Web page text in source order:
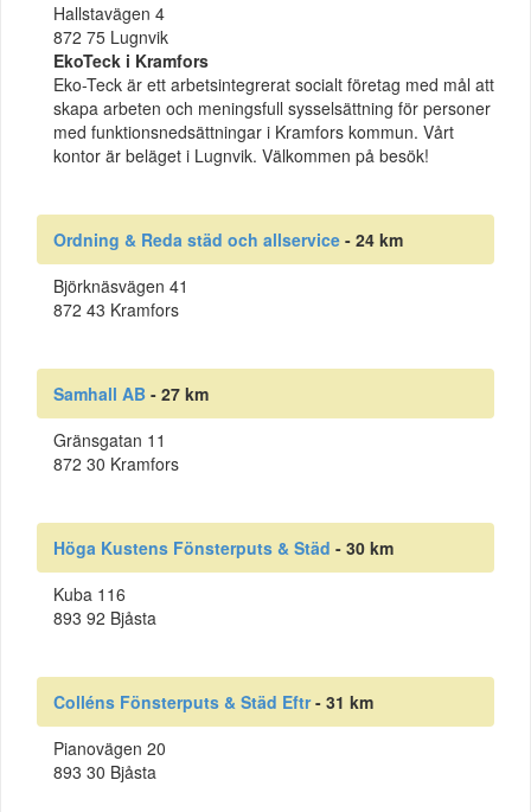
Hallstavägen 4
872 75 Lugnvik
EkoTeck i Kramfors
Eko-Teck är ett arbetsintegrerat socialt företag med mål att
skapa arbeten och meningsfull sysselsättning för personer
med funktionsnedsättningar i Kramfors kommun. Vårt
kontor är beläget i Lugnvik. Välkommen på besök!
Ordning & Reda städ och allservice - 24 km
Björknäsvägen 41
872 43 Kramfors
Samhall AB - 27 km
Gränsgatan 11
872 30 Kramfors
Höga Kustens Fönsterputs & Städ - 30 km
Kuba 116
893 92 Bjåsta
Colléns Fönsterputs & Städ Eftr- 31 km
Pianovägen 20
893 30 Bjåsta